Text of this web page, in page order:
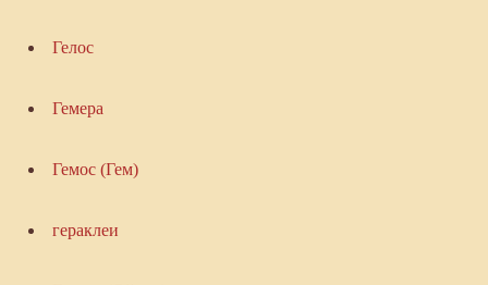
Гелос
Гемера
Гемос (Гем)
гераклеи